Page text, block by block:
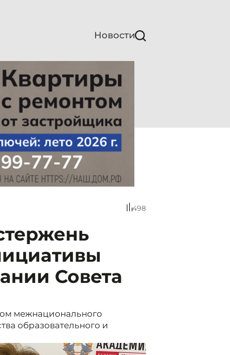
Новости
498
Совета
межнационального
образовательного и